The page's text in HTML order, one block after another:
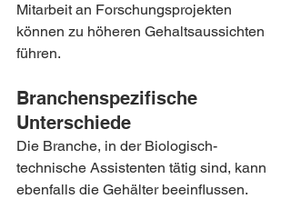
Mitarbeit an Forschungsprojekten
können zu höheren Gehaltsaussichten
führen.
Branchenspezifische
Unterschiede
Die Branche, in der Biologisch-
technische Assistenten tätig sind, kann
ebenfalls die Gehälter beeinflussen.